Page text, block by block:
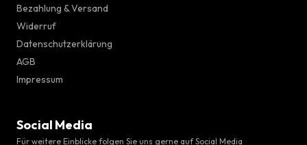
Bezahlung & Versand
Widerruf
Datenschutzerklärung
AGB
Impressum
Social Media
Für weitere Einblicke folgen Sie uns gerne auf Social Media